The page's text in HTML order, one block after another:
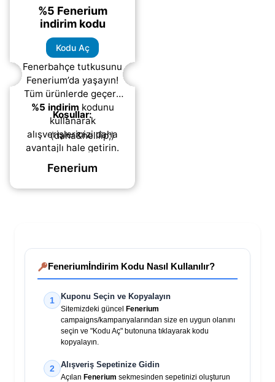
%5 Fenerium
indirim kodu
Kodu Aç
Fenerbahçe tutkusunu
Fenerium’da yaşayın!
Tüm ürünlerde geçerli
%5 indirim kodunu
kullanarak
alışverişlerinizi daha
avantajlı hale getirin.
Koşullar:
(daha&helliip;)
Fenerium
Feneriumİndirim Kodu Nasıl Kullanılır?
1 Kuponu Seçin ve Kopyalayın
Sitemizdeki güncel
Fenerium
campaigns/kampanyalarından size en uygun olanını
seçin ve "Kodu Aç" butonuna tıklayarak kodu
kopyalayın.
2 Alışveriş Sepetinize Gidin
Açılan Fenerium sekmesinden sepetinizi oluşturun